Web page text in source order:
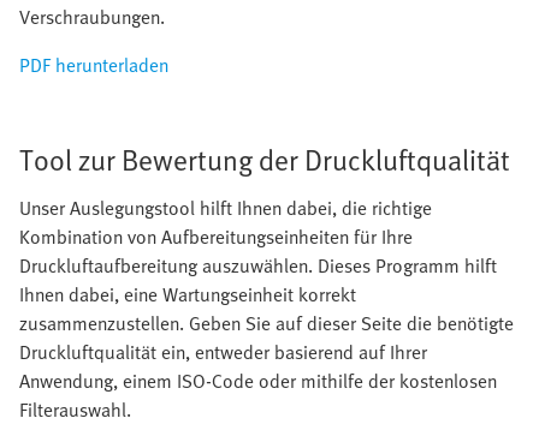
Verschraubungen.
PDF herunterladen
Tool zur Bewertung der Druckluftqualität
Unser Auslegungstool hilft Ihnen dabei, die richtige
Kombination von Aufbereitungseinheiten für Ihre
Druckluftaufbereitung auszuwählen. Dieses Programm hilft
Ihnen dabei, eine Wartungseinheit korrekt
zusammenzustellen. Geben Sie auf dieser Seite die benötigte
Druckluftqualität ein, entweder basierend auf Ihrer
Anwendung, einem ISO-Code oder mithilfe der kostenlosen
Filterauswahl.